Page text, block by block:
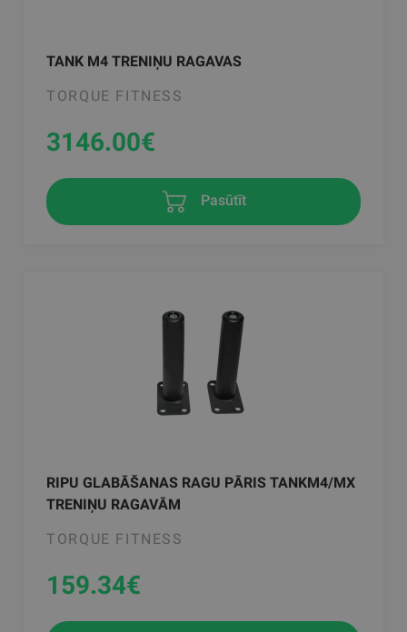
TANK M4 TRENIŅU RAGAVAS
TORQUE FITNESS
3146.00€
Pasūtīt
RIPU GLABĀŠANAS RAGU PĀRIS TANKM4/MX
TRENIŅU RAGAVĀM
TORQUE FITNESS
159.34€